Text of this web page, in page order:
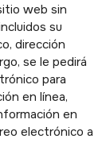
web sin
su
dirección
se le pedirá
para
en línea,
en
electrónico a